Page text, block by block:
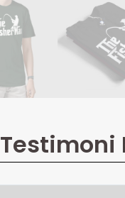
Testimoni